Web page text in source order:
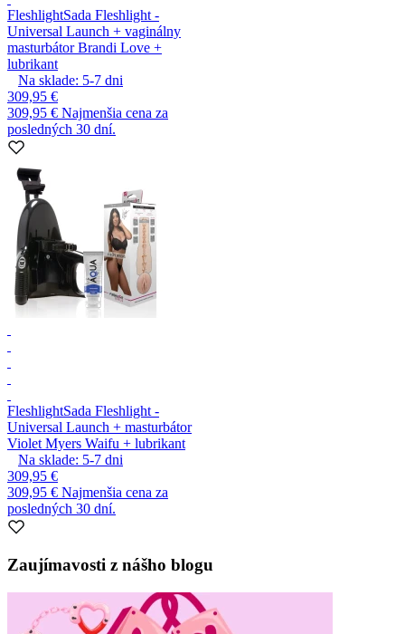
FleshlightSada Fleshlight -
Universal Launch + vaginálny
masturbátor Brandi Love +
lubrikant
Na sklade: 5-7 dni
309,95 €
309,95 € Najmenšia cena za
posledných 30 dní.
FleshlightSada Fleshlight -
Universal Launch + masturbátor
Violet Myers Waifu + lubrikant
Na sklade: 5-7 dni
309,95 €
309,95 € Najmenšia cena za
posledných 30 dní.
Zaujímavosti z nášho blogu